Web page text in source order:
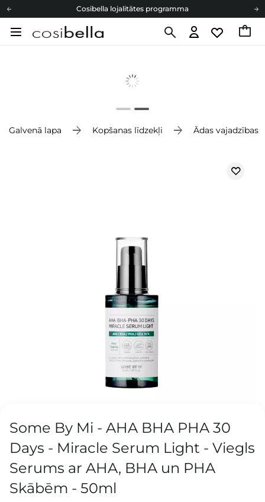
Bezmaskas piegāde no 49,00 €
Dāvanu Kartes
Galvenā lapa Kopšanas līdzekļi Ādas vajadzības
Some By Mi - AHA BHA PHA 30
Days - Miracle Serum Light - Viegls
Serums ar AHA, BHA un PHA
Skābēm - 50ml